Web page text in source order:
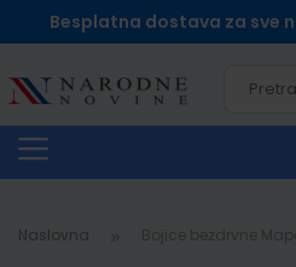
Besplatna dostava za sve
Naslovna